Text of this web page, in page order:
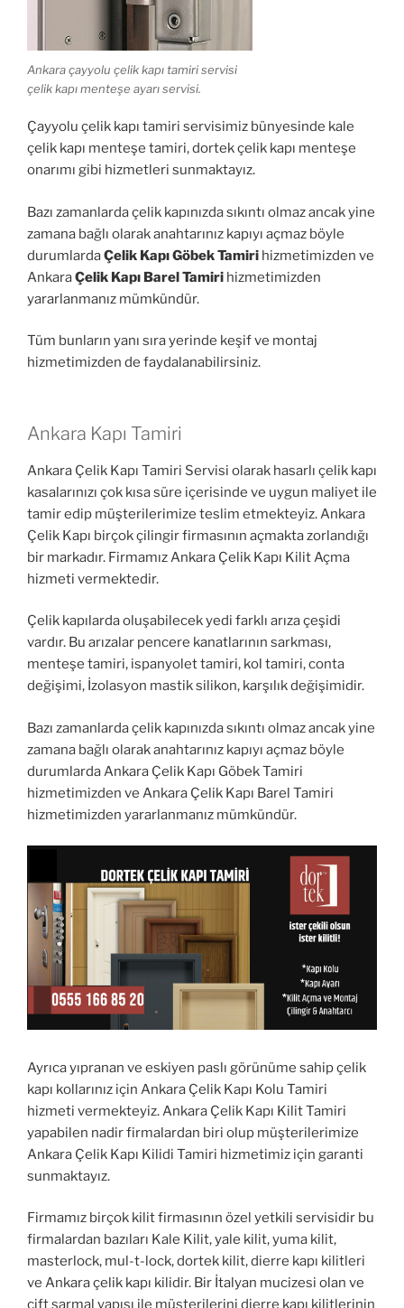
Ankara çayyolu çelik kapı tamiri servisi
çelik kapı menteşe ayarı servisi.
Çayyolu çelik kapı tamiri servisimiz bünyesinde kale
çelik kapı menteşe tamiri, dortek çelik kapı menteşe
onarımı gibi hizmetleri sunmaktayız.
Bazı zamanlarda çelik kapınızda sıkıntı olmaz ancak yine
zamana bağlı olarak anahtarınız kapıyı açmaz böyle
durumlardaÇelik Kapı Göbek Tamiri hizmetimizden ve
AnkaraÇelik Kapı Barel Tamiri hizmetimizden
yararlanmanız mümkündür.
Tüm bunların yanı sıra yerinde keşif ve montaj
hizmetimizden de faydalanabilirsiniz.
Ankara Kapı Tamiri
Ankara Çelik Kapı Tamiri Servisi olarak hasarlı çelik kapı
kasalarınızı çok kısa süre içerisinde ve uygun maliyet ile
tamir edip müşterilerimize teslim etmekteyiz. Ankara
Çelik Kapı birçok çilingir firmasının açmakta zorlandığı
bir markadır. Firmamız Ankara Çelik Kapı Kilit Açma
hizmeti vermektedir.
Çelik kapılarda oluşabilecek yedi farklı arıza çeşidi
vardır. Bu arızalar pencere kanatlarının sarkması,
menteşe tamiri, ispanyolet tamiri, kol tamiri, conta
değişimi, İzolasyon mastik silikon, karşılık değişimidir.
Bazı zamanlarda çelik kapınızda sıkıntı olmaz ancak yine
zamana bağlı olarak anahtarınız kapıyı açmaz böyle
durumlarda Ankara Çelik Kapı Göbek Tamiri
hizmetimizden ve Ankara Çelik Kapı Barel Tamiri
hizmetimizden yararlanmanız mümkündür.
Ayrıca yıpranan ve eskiyen paslı görünüme sahip çelik
kapı kollarınız için Ankara Çelik Kapı Kolu Tamiri
hizmeti vermekteyiz. Ankara Çelik Kapı Kilit Tamiri
yapabilen nadir firmalardan biri olup müşterilerimize
Ankara Çelik Kapı Kilidi Tamiri hizmetimiz için garanti
sunmaktayız.
Firmamız birçok kilit firmasının özel yetkili servisidir bu
firmalardan bazıları Kale Kilit, yale kilit, yuma kilit,
masterlock, mul-t-lock, dortek kilit, dierre kapı kilitleri
ve Ankara çelik kapı kilidir. Bir İtalyan mucizesi olan ve
çift sarmal yapısı ile müşterilerini dierre kapı kilitlerinin